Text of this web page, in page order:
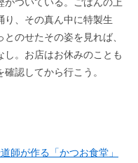
り、その真ん中に特製生
のせたその姿を見れば、
。お店はお休みのことも
認してから行こう。
師が作る「かつお食堂」